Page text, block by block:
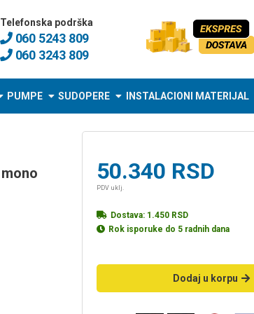
Telefonska podrška
060 5243 809
060 3243 809
PUMPE SUDOPERE INSTALACIONI MATERIJAL
50.340 RSD
PDV uklj.
Dostava: 1.450 RSD
Rok isporuke do 5 radnih dana
Dodaj u korpu